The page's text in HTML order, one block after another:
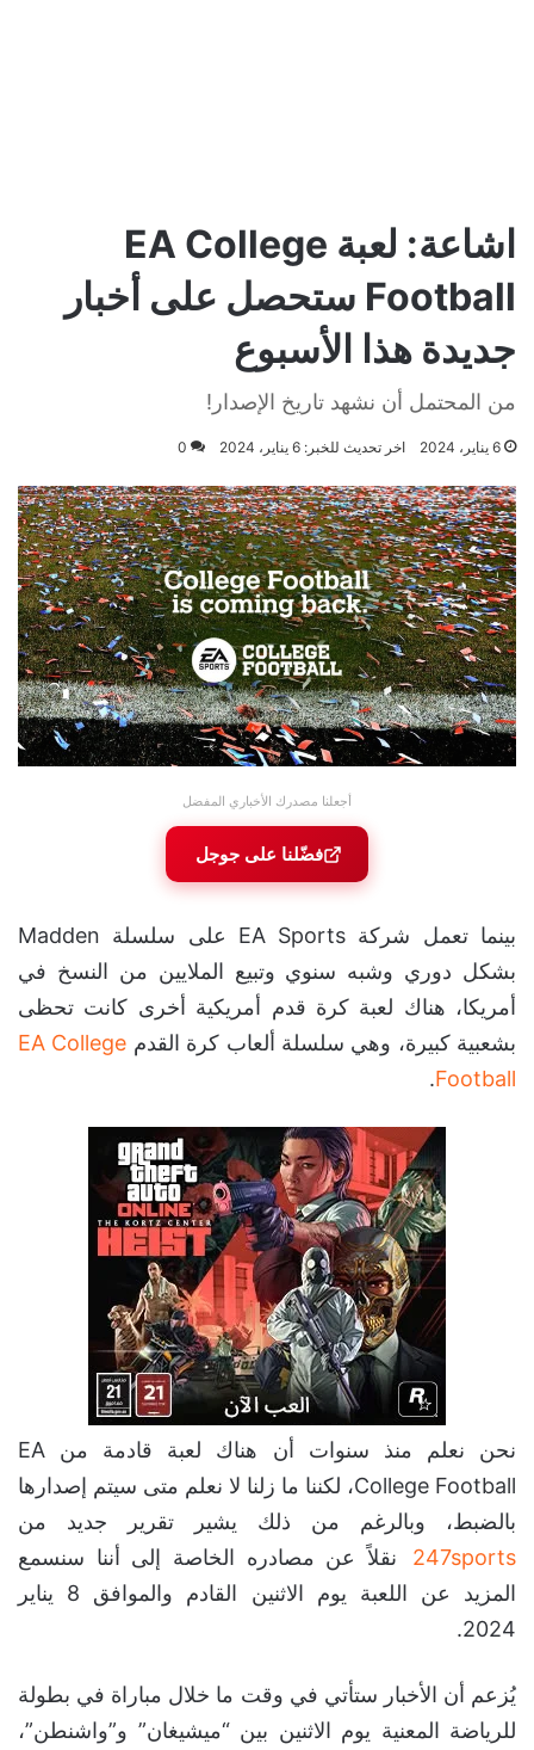
اشاعة: لعبة EA College
Football ستحصل على أخبار
جديدة هذا الأسبوع
من المحتمل أن نشهد تاريخ الإصدار!
6 يناير، 2024 اخر تحديث للخبر: 6 يناير، 2024 0
أجعلنا مصدرك الأخباري المفضل
فضّلنا على جوجل
بينما تعمل شركة EA Sports على سلسلة Madden
بشكل دوري وشبه سنوي وتبيع الملايين من النسخ في
أمريكا، هناك لعبة كرة قدم أمريكية أخرى كانت تحظى
بشعبية كبيرة، وهي سلسلة ألعاب كرة القدم EA College
Football
.
نحن نعلم منذ سنوات أن هناك لعبة قادمة من EA
College Football، لكننا ما زلنا لا نعلم متى سيتم إصدارها
بالضبط، وبالرغم من ذلك يشير تقرير جديد من
247sports
نقلاً عن مصادره الخاصة إلى أننا سنسمع
المزيد عن اللعبة يوم الاثنين القادم والموافق 8 يناير
2024.
يُزعم أن الأخبار ستأتي في وقت ما خلال مباراة في بطولة
للرياضة المعنية يوم الاثنين بين “ميشيغان” و”واشنطن”،